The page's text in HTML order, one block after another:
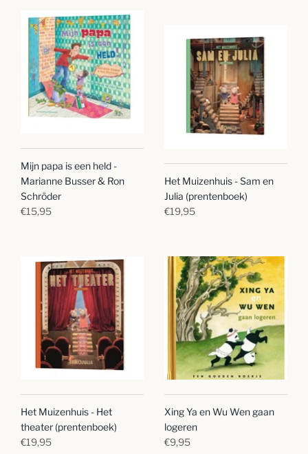
Mijn papa is een held -
Marianne Busser & Ron
Schröder
€15,95
Het Muizenhuis - Sam en
Julia (prentenboek)
€19,95
Het Muizenhuis - Het
theater (prentenboek)
€19,95
Xing Ya en Wu Wen gaan
logeren
€9,95